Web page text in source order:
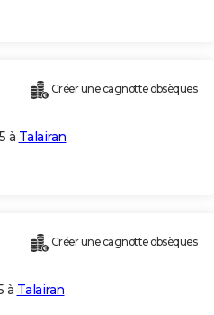
Créer une cagnotte obsèques
à Talairan
Créer une cagnotte obsèques
à Talairan